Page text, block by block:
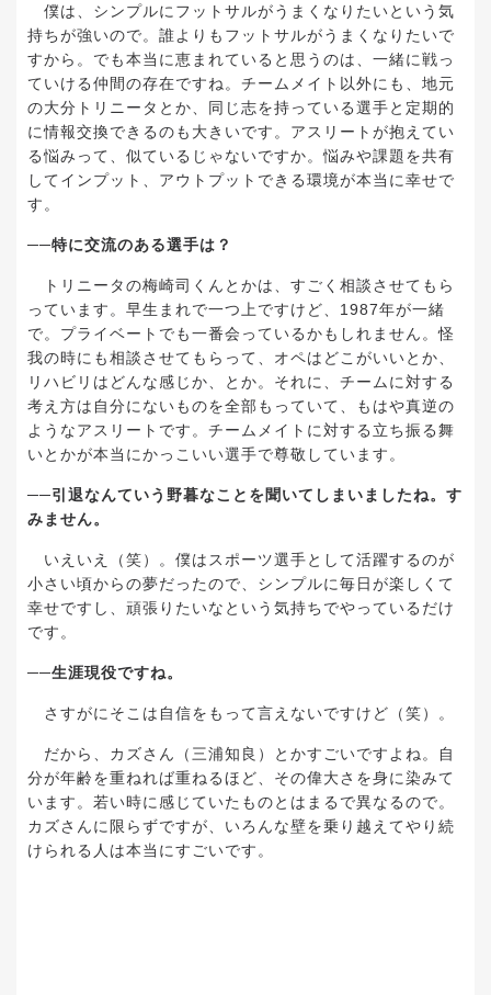
僕は、シンプルにフットサルがうまくなりたいという気
持ちが強いので。誰よりもフットサルがうまくなりたいで
すから。でも本当に恵まれていると思うのは、一緒に戦っ
ていける仲間の存在ですね。チームメイト以外にも、地元
の大分トリニータとか、同じ志を持っている選手と定期的
に情報交換できるのも大きいです。アスリートが抱えてい
る悩みって、似ているじゃないですか。悩みや課題を共有
してインプット、アウトプットできる環境が本当に幸せで
す。
──特に交流のある選手は？
トリニータの梅崎司くんとかは、すごく相談させてもら
っています。早生まれで一つ上ですけど、 1987年が一緒
で。プライベートでも一番会っているかもしれません。怪
我の時にも相談させてもらって、オペはどこがいいとか、
リハビリはどんな感じか、とか。それに、チームに対する
考え方は自分にないものを全部もっていて、もはや真逆の
ようなアスリートです。チームメイトに対する立ち振る舞
いとかが本当にかっこいい選手で尊敬しています。
──引退なんていう野暮なことを聞いてしまいましたね。す
みません。
いえいえ（笑）。僕はスポーツ選手として活躍するのが
小さい頃からの夢だったので、シンプルに毎日が楽しくて
幸せですし、頑張りたいなという気持ちでやっているだけ
です。
──生涯現役ですね。
さすがにそこは自信をもって言えないですけど（笑）。
だから、カズさん（三浦知良）とかすごいですよね。自
分が年齢を重ねれば重ねるほど、その偉大さを身に染みて
います。若い時に感じていたものとはまるで異なるので。
カズさんに限らずですが、いろんな壁を乗り越えてやり続
けられる人は本当にすごいです。